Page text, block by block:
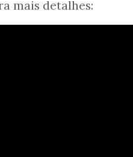
mais detalhes: